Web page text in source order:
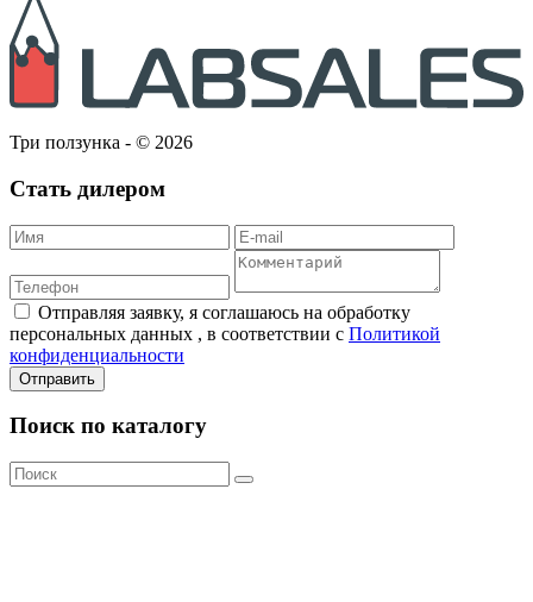
Три ползунка - © 2026
Стать дилером
Отправляя заявку, я соглашаюсь на обработку
персональных данных , в соответствии с Политикой
конфиденциальности
Отправить
Поиск по каталогу